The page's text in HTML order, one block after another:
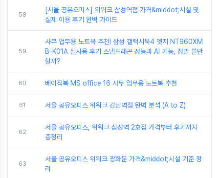
58
[서울 공유오피스] 위워크 삼성역점 가격&middot;시설 및
실제 이용 후기 완벽 가이드
59
사무 업무용 노트북 추천! 삼성 갤럭시북4 엣지 NT960XM
B-K01A 실사용 후기 스냅드래곤 성능과 AI 기능, 정말 쓸만
할까?
60 베이직북 MS office 16 사무 업무용 노트북 추천
61 서울 공유오피스 위워크 강남역점 완벽 분석 (A to Z)
62
서울 공유오피스, 위워크 삼성역 2호점 가격부터 후기까지
총정리
63
서울 공유오피스 위워크 광화문 가격&middot;시설 기준 정
리